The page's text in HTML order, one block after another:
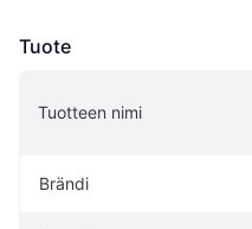
Tuote
Tuotteen nimi
Brändi